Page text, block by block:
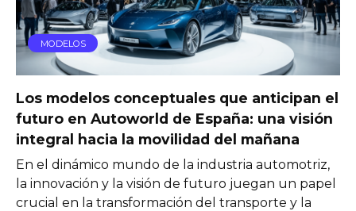
MODELOS
Los modelos conceptuales que anticipan el
futuro en Autoworld de España: una visión
integral hacia la movilidad del mañana
En el dinámico mundo de la industria automotriz,
la innovación y la visión de futuro juegan un papel
crucial en la transformación del transporte y la